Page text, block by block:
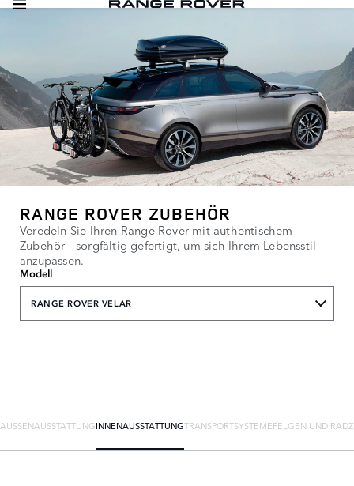
RANGE ROVER ZUBEHÖR
Veredeln Sie Ihren Range Rover mit authentischem
Zubehör - sorgfältig gefertigt, um sich Ihrem Lebensstil
anzupassen.
Modell
RANGE ROVER VELAR
AUSSENAUSSTATTUNG INNENAUSSTATTUNGTRANSPORTSYSTEMEFELGEN UND